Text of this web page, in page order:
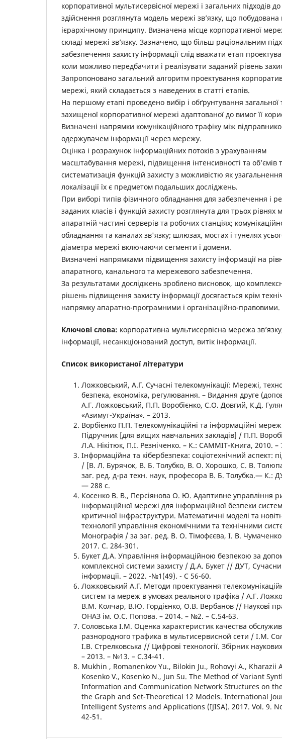
корпоративної мультисервісної мережі і загальних підходів до
здійснення розглянута модель мережі зв’язку, що побудована
ієрархічному принципу. Визначена місце корпоративної
складі мережі зв’язку. Зазначено, що більш раціональним
забезпечення захисту інформації слід вважати етап
коли можливо передбачити і реалізувати заданий рівень
Запропоновано загальний алгоритм проектування
мережі, який складається з наведених в статті етапів.
На першому етапі проведено вибір і обґрунтування загальної
захищеної корпоративної мережі адаптованої до вимог її
Визначені напрямки комунікаційного трафіку між
одержувачем інформації через мережу.
Оцінка і розрахунок інформаційних потоків з урахуванням
масштабування мережі, підвищення інтенсивності та об’ємів
систематизація функцій захисту з можливістю як узагальнення
локалізації їх є предметом подальших досліджень.
При виборі типів фізичного обладнання для забезпечення і
заданих класів і функцій захисту розглянута для трьох рівнях
апаратній частині серверів та робочих станціях;
обладнання та каналах зв'язку; шлюзах, мостах і тунелях
діаметра мережі включаючи сегменти і домени.
Визначені напрямками підвищення захисту інформації на
апаратного, канального та мережевого забезпечення.
За результатами досліджень зроблено висновок, що
рішень підвищення захисту інформації досягається крім
напрямку апаратно-програмними і організаційно-правовими.
Ключові слова: корпоративна мультисервісна мережа
інформації, несанкціонований доступ, витік інформації.
Список використаної літератури
Ложковський, А.Г. Сучасні телекомунікації: Мережі,
безпека, економіка, регулювання. – Видання друге
А.Г. Ложковський, П.П. Воробієнко, С.О. Довгий, К.Д.
«Азимут-Україна». – 2013.
Ворбієнко П.П. Телекомунікаційні та інформаційні
Підручник [для вищих навчальних закладів] / П.П.
Л.А. Нікітюк, П.І. Резніченко. – К.: САММІТ-Книга, 2010. –
Інформаційна та кібербезпека: соціотехнічний аспект:
/ [В. Л. Бурячок, В. Б. Толубко, В. О. Хорошко, С. В.
заг. ред. д-ра техн. наук, професора В. Б. Толубка.— К.:
— 288 с.
Косенко В. В., Персіянова О. Ю. Адаптивне управління
інформаційної мережі для інформаційної безпеки систем
критичної інфраструктури. Математичні моделі та
технології управління економічними та технічними
Монографія / за заг. ред. В. О. Тімофєєва, І. В.
2017. С. 284-301.
Букет Д.А. Управління інформаційною безпекою за
комплексної системи захисту / Д.А. Букет // ДУТ,
інформації. – 2022. -№1(49). - С 56-60.
Ложковський А.Г. Методи проектування
систем та мереж в умовах реального трафіка / А.Г.
В.М. Колчар, В.Ю. Гордієнко, О.В. Вербанов // Наукові
ОНАЗ ім. О.С. Попова. – 2014. – №2. – C.54-63.
Соловська І.М. Оценка характеристик качества
разнородного трафика в мультисервисной сети / І.М.
І.В. Стрелковська // Цифрові технології. Збірник
– 2013. – №13. – C.34-41.
Mukhin , Romanenkov Yu., Bilokin Ju., Rohovyi A., Kharazii
Kosenko V., Kosenko N., Jun Su. The Method of Variant
Information and Communication Network Structures on
the Graph and Set-Theoretical 12 Models. International
Intelligent Systems and Applications (IJISA). 2017. Vol. 9.
42-51.